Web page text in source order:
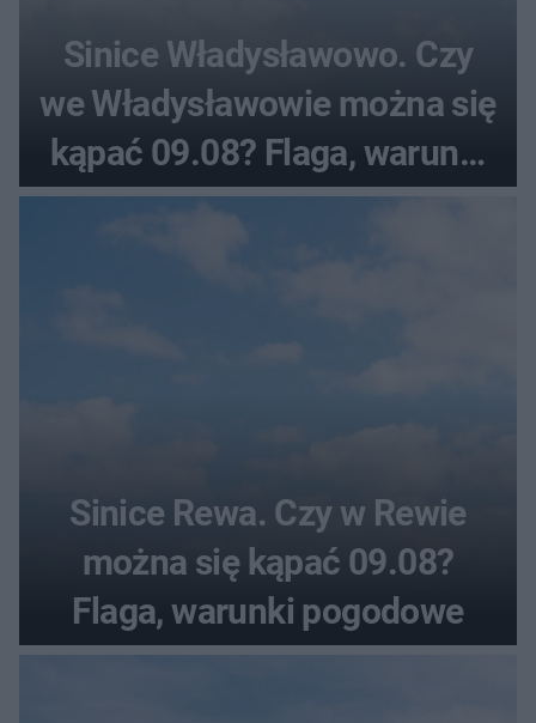
Sinice Władysławowo. Czy
we Władysławowie można się
kąpać 09.08? Flaga, warunki
pogodowe
Sinice Rewa. Czy w Rewie
można się kąpać 09.08?
Flaga, warunki pogodowe